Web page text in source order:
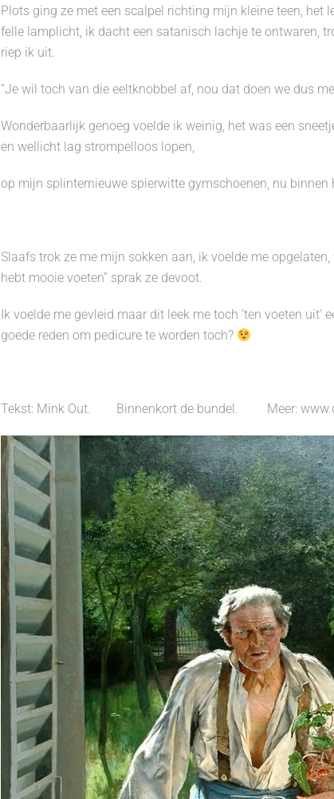
Plots ging ze met een scalpel richting mijn kleine teen, het
felle lamplicht, ik dacht een satanisch lachje te ontwaren,
riep ik uit.
“Je wil toch van die eeltknobbel af, nou dat doen we dus
Wonderbaarlijk genoeg voelde ik weinig, het was een
en wellicht lag strompelloos lopen,
op mijn splinternieuwe spierwitte gymschoenen, nu binnen
Slaafs trok ze me mijn sokken aan, ik voelde me
hebt mooie voeten” sprak ze devoot.
Ik voelde me gevleid maar dit leek me toch ‘ten voeten uit’
goede reden om pedicure te worden toch?
Tekst: Mink Out. Binnenkort de bundel. Meer: